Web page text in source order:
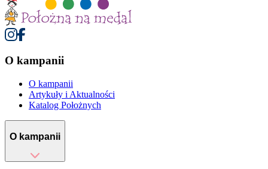
O kampanii
O kampanii
Artykuły i Aktualności
Katalog Położnych
O kampanii